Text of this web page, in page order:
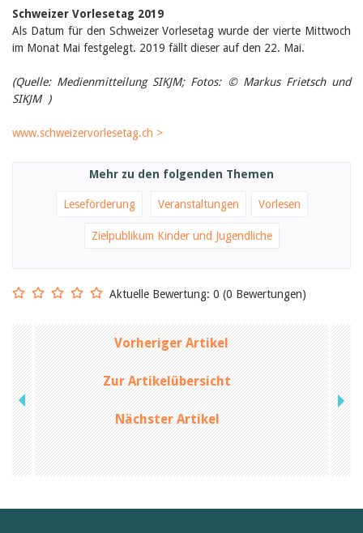
Archiv
Juli 2026
Juni 2026
Dezember 2025
November 2025
September 2025
Juni 2025
2017
2015
2014
2013
2012
Schweizer Vorlesetag 2019
Als Datum für den Schweizer Vorlesetag wurde der vierte Mittwoch
im Monat Mai festgelegt. 2019 fällt dieser auf den 22. Mai.
(Quelle: Medienmitteilung SIKJM; Fotos: © Markus Frietsch und
SIKJM )
www.schweizervorlesetag.ch >
Mehr zu den folgenden Themen
Leseförderung Veranstaltungen Vorlesen
Zielpublikum Kinder und Jugendliche
Aktuelle Bewertung: 0 (0 Bewertungen)
Vorheriger Artikel
Zur Artikelübersicht
Nächster Artikel